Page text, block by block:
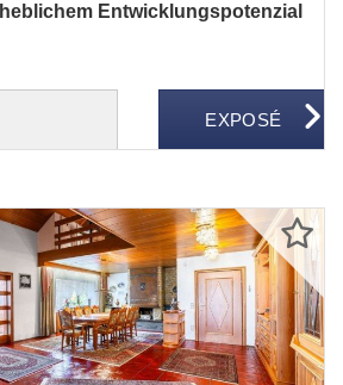
Entwicklungspotenzial